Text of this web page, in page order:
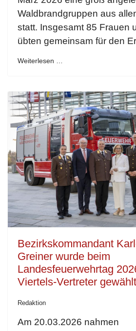
Waldbrandgruppen aus
statt. Insgesamt 85 Frauen
übten gemeinsam für den
Weiterlesen …
Bezirkskommandant
Greiner wurde beim
Landesfeuerwehrtag
Viertels-Vertreter gewählt
Redaktion
Am 20.03.2026 nahmen